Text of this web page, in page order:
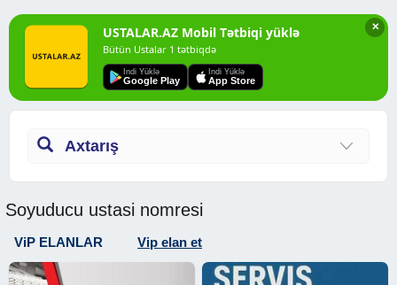
✕
USTALAR.AZ Mobil Tətbiqi yüklə
Bütün Ustalar 1 tətbiqdə
Indi Yüklə
Google Play
Indi Yüklə
App Store
Axtarış
Soyuducu ustasi nomresi
ViP ELANLAR Vip elan et